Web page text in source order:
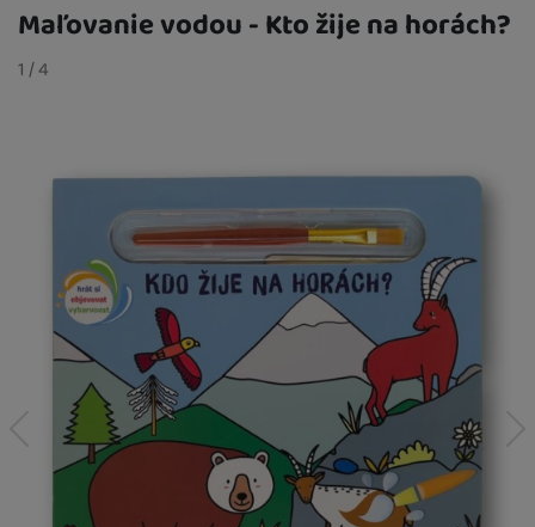
Maľovanie vodou - Kto žije na horách?
Fotografie
predchádzajúci nasledujúci
slide
1 /z
4